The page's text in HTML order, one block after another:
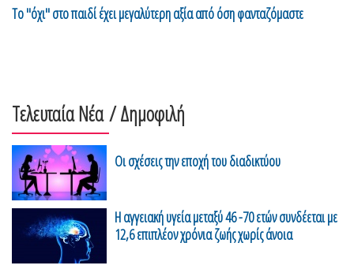
Το "όχι" στο παιδί έχει μεγαλύτερη αξία από όση φανταζόμαστε
Τελευταία Νέα/ Δημοφιλή
Οι σχέσεις την εποχή του διαδικτύου
H αγγειακή υγεία μεταξύ 46 -70 ετών συνδέεται με
12,6 επιπλέον χρόνια ζωής χωρίς άνοια